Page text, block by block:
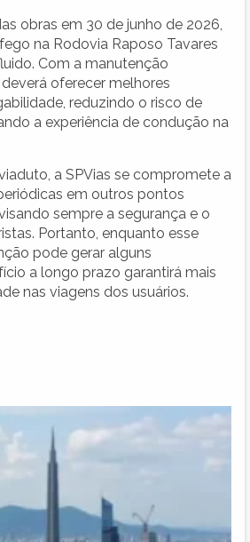
obras em 30 de junho de 2026,
na Rodovia Raposo Tavares
Com a manutenção
oferecer melhores
reduzindo o risco de
a experiência de condução na
a SPVias se compromete a
em outros pontos
sempre a segurança e o
Portanto, enquanto esse
pode gerar alguns
a longo prazo garantirá mais
nas viagens dos usuários.